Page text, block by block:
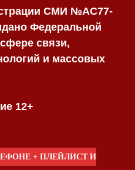
СМИ №AC77-
Федеральной
связи,
и массовых
12+
+ ПЛЕЙЛИСТ И